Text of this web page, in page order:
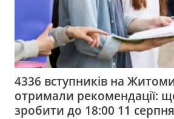
4336 вступників на
отримали рекомендації:
зробити до 18:00 11 серпня